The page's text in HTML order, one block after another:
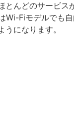
とんどのサービス
Wi-Fiモデルでも
になります。